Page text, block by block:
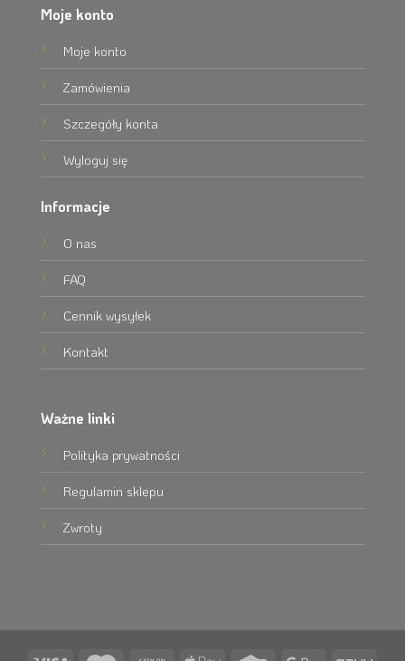
Moje konto
Moje konto
Zamówienia
Szczegóły konta
Wyloguj się
Informacje
O nas
FAQ
Cennik wysyłek
Kontakt
Ważne linki
Polityka prywatności
Regulamin sklepu
Zwroty